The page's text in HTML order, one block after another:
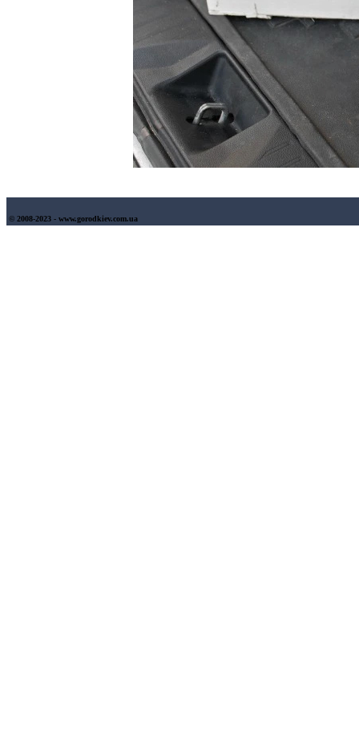
© 2008-2023 - www.gorodkiev.com.ua